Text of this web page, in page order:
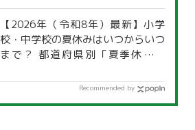
【2026年（令和8年）最新】小学
校・中学校の夏休みはいつからいつ
まで？ 都道府県別「夏季休暇一
Recommended by